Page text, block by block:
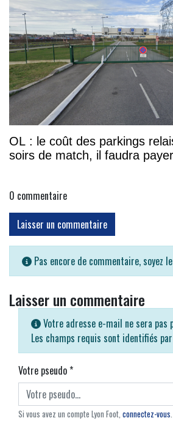
OL : le coût des parkings
soirs de match, il faudra
0 commentaire
Laisser un commentaire
Pas encore de commentaire, soyez le
Laisser un commentaire
Votre adresse e-mail ne sera pas
Les champs requis sont identifiés
Votre pseudo*
Si vous avez un compte Lyon Foot, connectez-vous.